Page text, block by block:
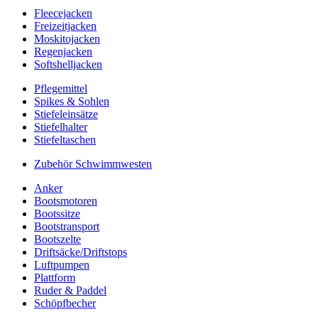
Fleecejacken
Freizeitjacken
Moskitojacken
Regenjacken
Softshelljacken
Pflegemittel
Spikes & Sohlen
Stiefeleinsätze
Stiefelhalter
Stiefeltaschen
Zubehör Schwimmwesten
Anker
Bootsmotoren
Bootssitze
Bootstransport
Bootszelte
Driftsäcke/Driftstops
Luftpumpen
Plattform
Ruder & Paddel
Schöpfbecher